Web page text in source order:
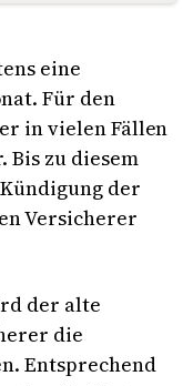
eine
Für den
in vielen Fällen
Bis zu diesem
der
Versicherer
der alte
die
Entsprechend